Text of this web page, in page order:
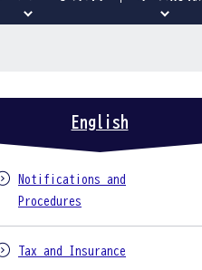
English
Notifications and
Procedures
Tax and Insurance